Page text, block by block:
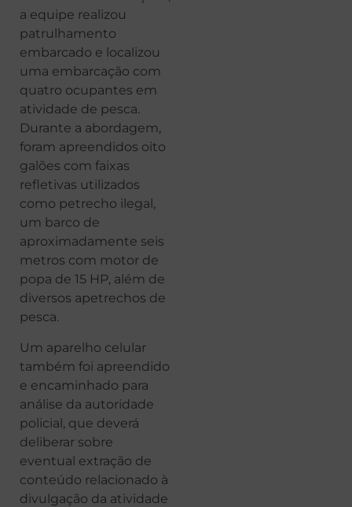
a equipe realizou
patrulhamento
embarcado e localizou
uma embarcação com
quatro ocupantes em
atividade de pesca.
Durante a abordagem,
foram apreendidos oito
galões com faixas
refletivas utilizados
como petrecho ilegal,
um barco de
aproximadamente seis
metros com motor de
popa de 15 HP, além de
diversos apetrechos de
pesca.
Um aparelho celular
também foi apreendido
e encaminhado para
análise da autoridade
policial, que deverá
deliberar sobre
eventual extração de
conteúdo relacionado à
divulgação da atividade